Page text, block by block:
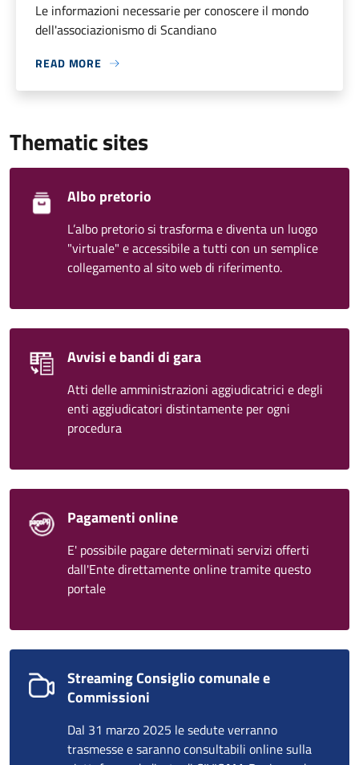
Le informazioni necessarie per conoscere il mondo
dell'associazionismo di Scandiano
READ MORE
Thematic sites
Albo pretorio
L’albo pretorio si trasforma e diventa un luogo
"virtuale" e accessibile a tutti con un semplice
collegamento al sito web di riferimento.
Avvisi e bandi di gara
Atti delle amministrazioni aggiudicatrici e degli
enti aggiudicatori distintamente per ogni
procedura
Pagamenti online
E' possibile pagare determinati servizi offerti
dall'Ente direttamente online tramite questo
portale
Streaming Consiglio comunale e
Commissioni
Dal 31 marzo 2025 le sedute verranno
trasmesse e saranno consultabili online sulla